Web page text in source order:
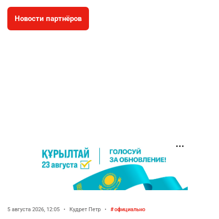
🇫🇷 Клуб ПСЖ объявил об открытии своей
футбольной академии в Астане
🐏 Скота больше, а мясо дороже. Почему в
Казахстане продолжают расти цены на
баранину и конину
Новости партнёров
5 августа 2026, 12:05 • Кудрет Петр • официально